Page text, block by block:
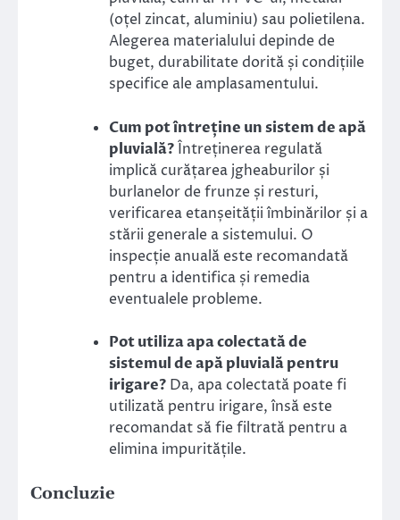
(oțel zincat, aluminiu) sau polietilena.
Alegerea materialului depinde de
buget, durabilitate dorită și condițiile
specifice ale amplasamentului.
Cum pot întreține un sistem de apă
pluvială?Întreținerea regulată
implică curățarea jgheaburilor și
burlanelor de frunze și resturi,
verificarea etanșeității îmbinărilor și a
stării generale a sistemului. O
inspecție anuală este recomandată
pentru a identifica și remedia
eventualele probleme.
Pot utiliza apa colectată de
sistemul de apă pluvială pentru
irigare? Da, apa colectată poate fi
utilizată pentru irigare, însă este
recomandat să fie filtrată pentru a
elimina impuritățile.
Concluzie